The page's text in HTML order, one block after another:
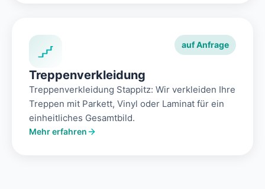
auf Anfrage
Treppenverkleidung
Treppenverkleidung Stappitz: Wir verkleiden Ihre
Treppen mit Parkett, Vinyl oder Laminat für ein
einheitliches Gesamtbild.
Mehr erfahren